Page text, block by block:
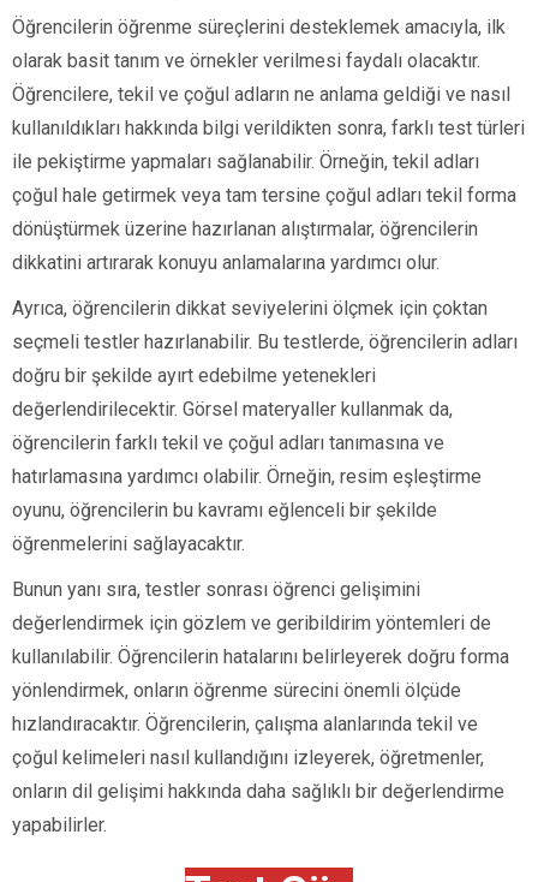
Öğrencilerin öğrenme süreçlerini desteklemek amacıyla, ilk
olarak basit tanım ve örnekler verilmesi faydalı olacaktır.
Öğrencilere, tekil ve çoğul adların ne anlama geldiği ve nasıl
kullanıldıkları hakkında bilgi verildikten sonra, farklı test türleri
ile pekiştirme yapmaları sağlanabilir. Örneğin, tekil adları
çoğul hale getirmek veya tam tersine çoğul adları tekil forma
dönüştürmek üzerine hazırlanan alıştırmalar, öğrencilerin
dikkatini artırarak konuyu anlamalarına yardımcı olur.
Ayrıca, öğrencilerin dikkat seviyelerini ölçmek için çoktan
seçmeli testler hazırlanabilir. Bu testlerde, öğrencilerin adları
doğru bir şekilde ayırt edebilme yetenekleri
değerlendirilecektir. Görsel materyaller kullanmak da,
öğrencilerin farklı tekil ve çoğul adları tanımasına ve
hatırlamasına yardımcı olabilir. Örneğin, resim eşleştirme
oyunu, öğrencilerin bu kavramı eğlenceli bir şekilde
öğrenmelerini sağlayacaktır.
Bunun yanı sıra, testler sonrası öğrenci gelişimini
değerlendirmek için gözlem ve geribildirim yöntemleri de
kullanılabilir. Öğrencilerin hatalarını belirleyerek doğru forma
yönlendirmek, onların öğrenme sürecini önemli ölçüde
hızlandıracaktır. Öğrencilerin, çalışma alanlarında tekil ve
çoğul kelimeleri nasıl kullandığını izleyerek, öğretmenler,
onların dil gelişimi hakkında daha sağlıklı bir değerlendirme
yapabilirler.